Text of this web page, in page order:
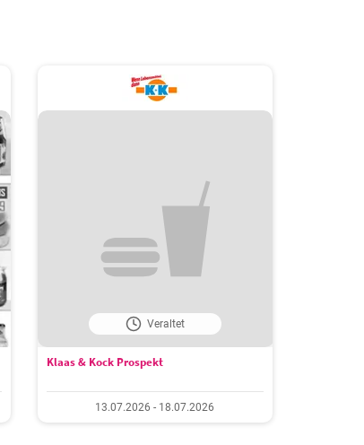
Veraltet
Klaas & Kock Prospekt
13.07.2026 - 18.07.2026